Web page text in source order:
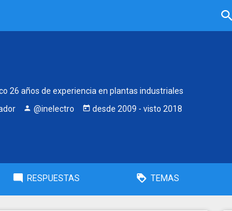
26 años de experiencia en plantas industriales
@inelectro desde 2009 - visto 2018
RESPUESTAS TEMAS